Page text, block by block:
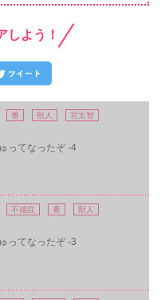
しよう！
番 獣人 宮太智
ってなったぞ -4
不感症 番 獣人
ってなったぞ -3